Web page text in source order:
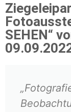
SEHEN“